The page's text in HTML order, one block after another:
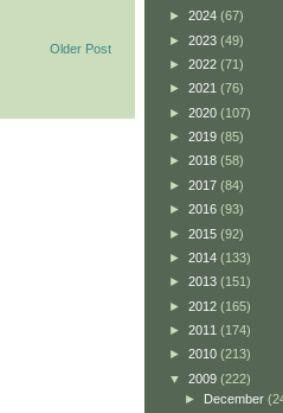
Older Post
► 2024 (67)
► 2023 (49)
► 2022 (71)
► 2021 (76)
► 2020 (107)
► 2019 (85)
► 2018 (58)
► 2017 (84)
► 2016 (93)
► 2015 (92)
► 2014 (133)
► 2013 (151)
► 2012 (165)
► 2011 (174)
► 2010 (213)
▼ 2009 (222)
►
December